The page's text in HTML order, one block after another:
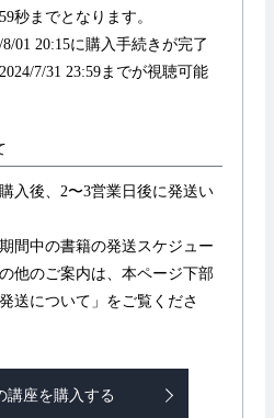
秒までとなります。
8/01 20:15に購入手続きが完了
7/31 23:59までが視聴可能
入後、2〜3営業日後に発送い
間中の書籍の発送スケジュー
他のご案内は、本ページ下部
送について」をご覧くださ
講座を購入する